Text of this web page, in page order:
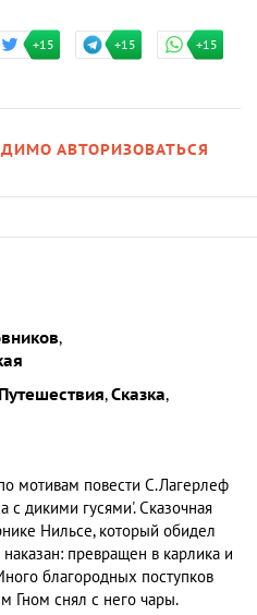
+15 +15 +15
АВТОРИЗОВАТЬСЯ
,
Путешествия,Сказка,
мотивам повести С.Лагерлеф
с дикими гусями'. Сказочная
Нильсе, который обидел
превращен в карлика и
благородных поступков
Гном снял с него чары.